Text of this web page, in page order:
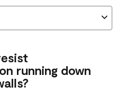
running down